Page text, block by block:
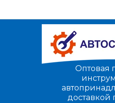
Оптовая
доставкой